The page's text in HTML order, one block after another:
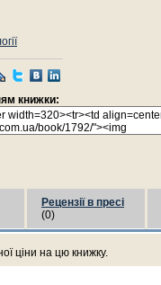
книжки:
Рецензії в пресі
(0)
ціни на цю книжку.